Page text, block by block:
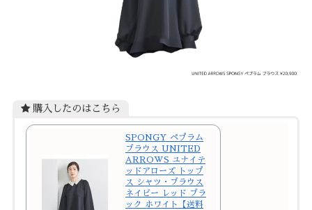
購入したのはこちら
SPONGY ペプラム
ブラウス UNITED
ARROWS ユナイテ
ッドアローズ トップ
ス シャツ・ブラウス
ネイビー レッド ブラ
ック ホワイト【送料